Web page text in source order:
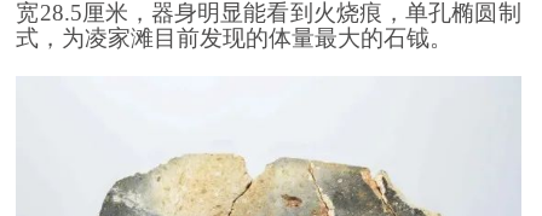
宽28.5厘米， 器身明显能看到火烧痕，单孔椭圆制
式， 为凌家滩目前发现的体量最大的石钺。